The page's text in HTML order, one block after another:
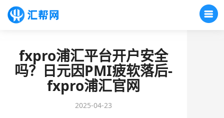
fxpro浦汇平台开户安全
吗？日元因PMI疲软落后-
fxpro浦汇官网
2025-04-23